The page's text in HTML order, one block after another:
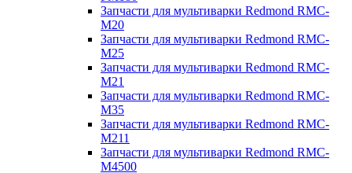
Запчасти для мультиварки Redmond RMC-
M20
Запчасти для мультиварки Redmond RMC-
M25
Запчасти для мультиварки Redmond RMC-
M21
Запчасти для мультиварки Redmond RMC-
M35
Запчасти для мультиварки Redmond RMC-
M211
Запчасти для мультиварки Redmond RMC-
M4500